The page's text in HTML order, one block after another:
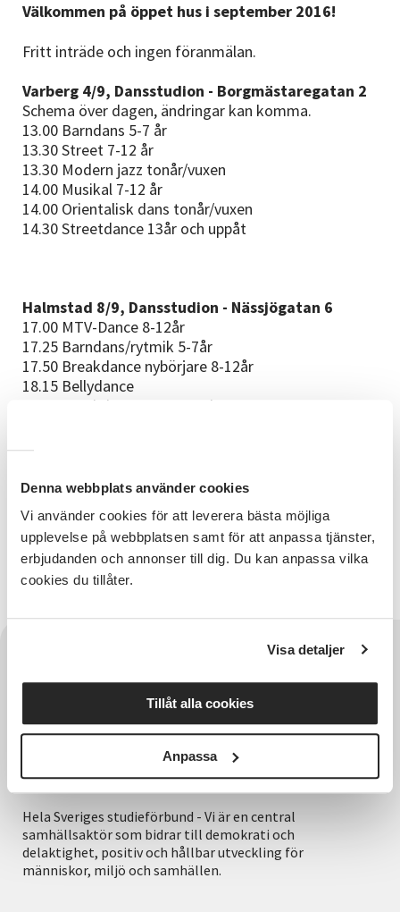
Denna webbplats använder cookies
Vi använder cookies för att leverera bästa möjliga
upplevelse på webbplatsen samt för att anpassa tjänster,
erbjudanden och annonser till dig. Du kan anpassa vilka
cookies du tillåter.
Visa detaljer
Tillåt alla cookies
Anpassa
Avdelningar
Lyssna
Välkommen på öppet hus i september 2016!
Fritt inträde och ingen föranmälan.
Varberg 4/9, Dansstudion - Borgmästaregatan 2
Schema över dagen, ändringar kan komma.
13.00 Barndans 5-7 år
13.30 Street 7-12 år
13.30 Modern jazz tonår/vuxen
14.00 Musikal 7-12 år
14.00 Orientalisk dans tonår/vuxen
14.30 Streetdance 13år och uppåt
Halmstad 8/9, Dansstudion - Nässjögatan 6
17.00 MTV-Dance 8-12år
17.25 Barndans/rytmik 5-7år
17.50 Breakdance nybörjare 8-12år
18.15 Bellydance
18.40 Breakdance avancerad
19.30 Street för vuxna
med funktionsvariationer).
Välkomna!
Hela Sveriges studieförbund - Vi är en central
samhällsaktör som bidrar till demokrati och
delaktighet, positiv och hållbar utveckling för
människor, miljö och samhällen.